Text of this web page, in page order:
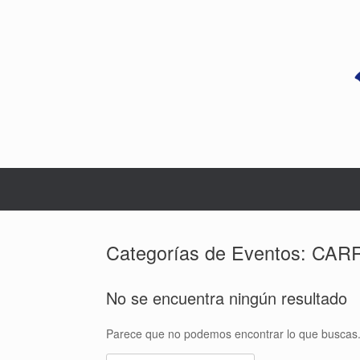
Categorías de Eventos:
No se encuentra ningún resultado
Parece que no podemos encontrar lo que